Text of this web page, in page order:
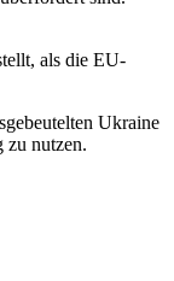
als die EU-
Ukraine
zu nutzen.